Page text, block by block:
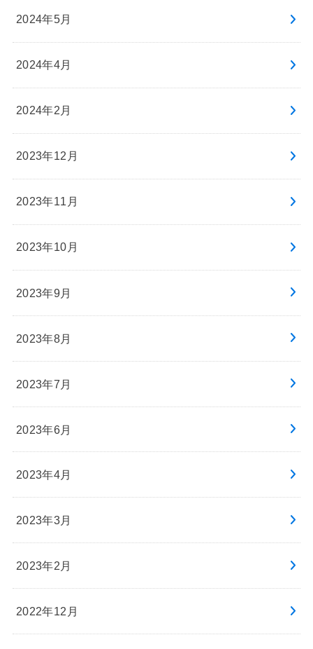
2024年5月
2024年4月
2024年2月
2023年12月
2023年11月
2023年10月
2023年9月
2023年8月
2023年7月
2023年6月
2023年4月
2023年3月
2023年2月
2022年12月